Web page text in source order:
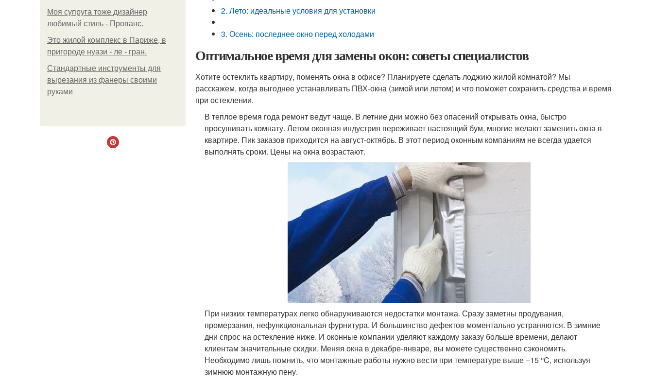
Моя супруга тоже дизайнер
любимый стиль - Прованс.
Это жилой комплекс в Париже, в
пригороде нуази - ле - гран.
Стандартные инструменты для
вырезания из фанеры своими
руками
2. Лето: идеальные условия для установки
3. Осень: последнее окно перед холодами
Оптимальное время для замены окон: советы специалистов
Хотите остеклить квартиру, поменять окна в офисе? Планируете сделать лоджию жилой комнатой? Мы
расскажем, когда выгоднее устанавливать ПВХ-окна (зимой или летом) и что поможет сохранить средства и время
при остеклении.
В теплое время года ремонт ведут чаще. В летние дни можно без опасений открывать окна, быстро
просушивать комнату. Летом оконная индустрия переживает настоящий бум, многие желают заменить окна в
квартире. Пик заказов приходится на август-октябрь. В этот период оконным компаниям не всегда удается
выполнять сроки. Цены на окна возрастают.
При низких температурах легко обнаруживаются недостатки монтажа. Сразу заметны продувания,
промерзания, нефункциональная фурнитура. И большинство дефектов моментально устраняются. В зимние
дни спрос на остекление ниже. И оконные компании уделяют каждому заказу больше времени, делают
клиентам значительные скидки. Меняя окна в декабре-январе, вы можете существенно сэкономить.
Необходимо лишь помнить, что монтажные работы нужно вести при температуре выше −15 °C, используя
зимнюю монтажную пену.